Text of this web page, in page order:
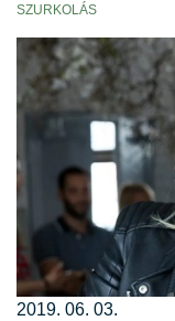
SZURKOLÁS
2019. 06. 03.